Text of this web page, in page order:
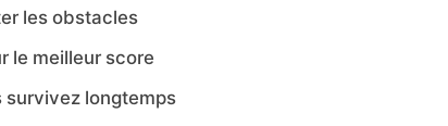
les obstacles
le meilleur score
survivez longtemps